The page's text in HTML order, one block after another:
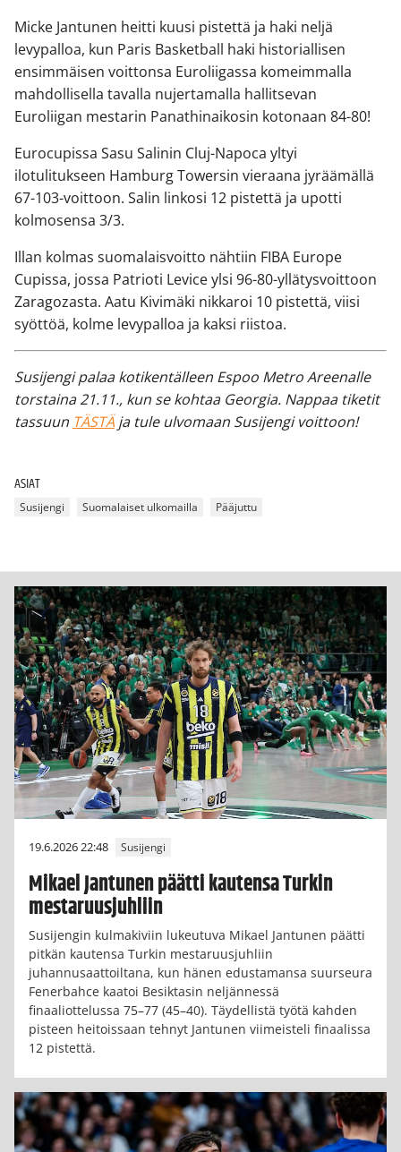
Micke Jantunen heitti kuusi pistettä ja haki neljä
levypalloa, kun Paris Basketball haki historiallisen
ensimmäisen voittonsa Euroliigassa komeimmalla
mahdollisella tavalla nujertamalla hallitsevan
Euroliigan mestarin Panathinaikosin kotonaan 84-80!
Eurocupissa Sasu Salinin Cluj-Napoca yltyi
ilotulitukseen Hamburg Towersin vieraana jyräämällä
67-103-voittoon. Salin linkosi 12 pistettä ja upotti
kolmosensa 3/3.
Illan kolmas suomalaisvoitto nähtiin FIBA Europe
Cupissa, jossa Patrioti Levice ylsi 96-80-yllätysvoittoon
Zaragozasta. Aatu Kivimäki nikkaroi 10 pistettä, viisi
syöttöä, kolme levypalloa ja kaksi riistoa.
Susijengi palaa kotikentälleen Espoo Metro Areenalle
torstaina 21.11., kun se kohtaa Georgia. Nappaa tiketit
tassuun TÄSTÄja tule ulvomaan Susijengi voittoon!
ASIAT
Susijengi Suomalaiset ulkomailla Pääjuttu
19.6.2026 22:48 Susijengi
Mikael Jantunen päätti kautensa Turkin
mestaruusjuhliin
Susijengin kulmakiviin lukeutuva Mikael Jantunen päätti
pitkän kautensa Turkin mestaruusjuhliin
juhannusaattoiltana, kun hänen edustamansa suurseura
Fenerbahce kaatoi Besiktasin neljännessä
finaaliottelussa 75–77 (45–40). Täydellistä työtä kahden
pisteen heitoissaan tehnyt Jantunen viimeisteli finaalissa
12 pistettä.